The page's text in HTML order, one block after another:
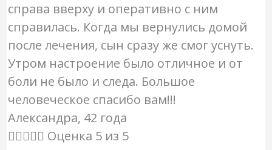
справа вверху и оперативно с ним
справилась. Когда мы вернулись домой
после лечения, сын сразу же смог уснуть.
Утром настроение было отличное и от
боли не было и следа. Большое
человеческое спасибо вам!!!
Александра, 42 года
 Оценка 5 из 5